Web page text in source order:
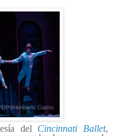
del Cincinnati Ballet,